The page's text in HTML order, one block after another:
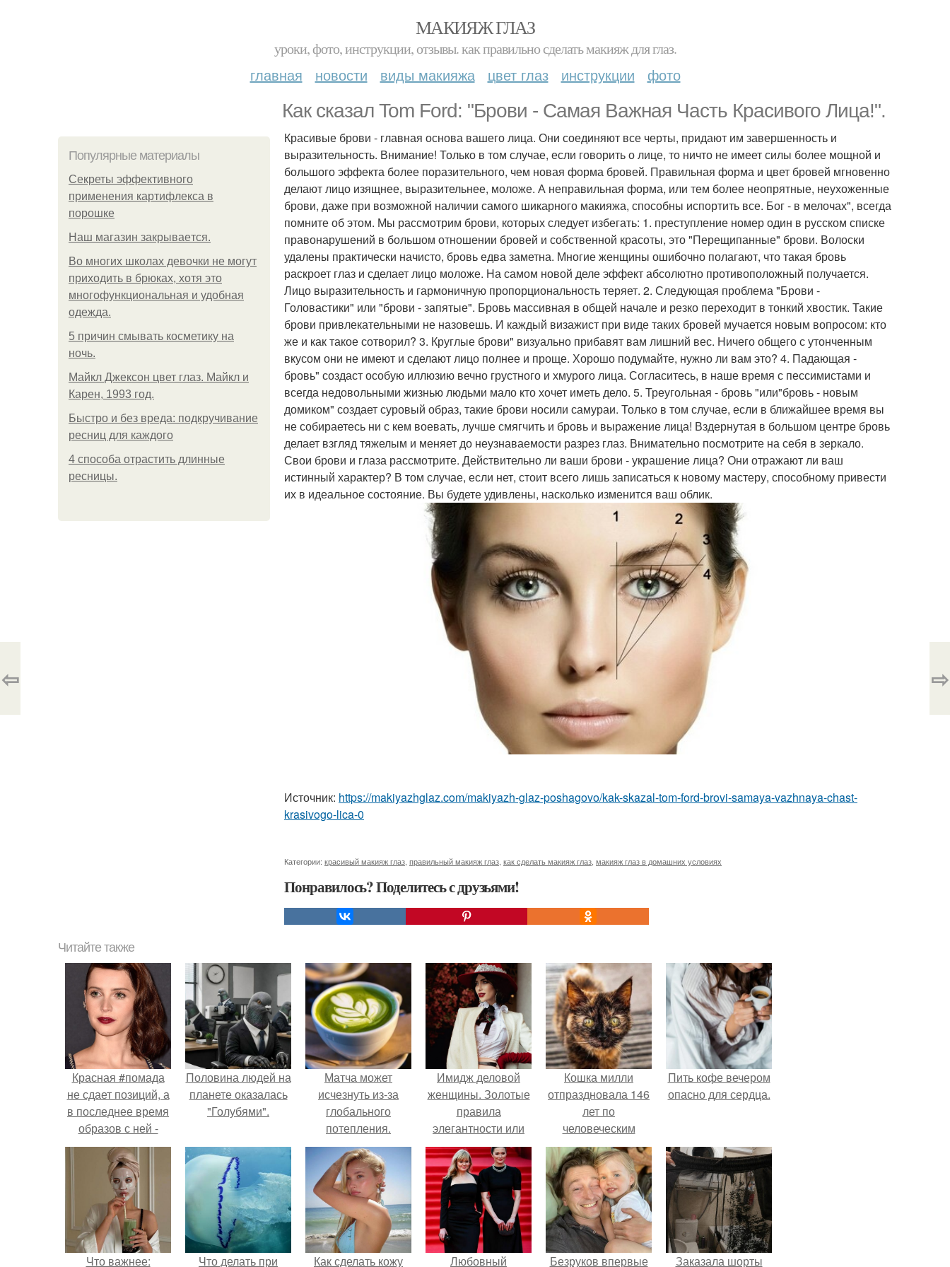
МАКИЯЖ ГЛАЗ
уроки, фото, инструкции, отзывы. как правильно сделать макияж для глаз.
главная новости виды макияжа цвет глаз инструкции фото
Как сказал Tom Ford: "Брови - Самая Важная Часть Красивого Лица!".
Популярные материалы
Секреты эффективного
применения картифлекса в
порошке
Нaш магaзин зaкрывaeтся.
Во многих школах девочки не могут
приходить в брюках, хотя это
многофункциональная и удобная
одежда.
5 причин смывать косметику на
ночь.
Майкл Джексон цвет глаз. Майкл и
Карен, 1993 год.
Быстро и без вреда: подкручивание
ресниц для каждого
4 способа отрастить длинные
ресницы.
Красивые брови - главная основа вашего лица. Они соединяют все черты, придают им завершенность и
выразительность. Внимание! Только в том случае, если говорить о лице, то ничто не имеет силы более мощной и
большого эффекта более поразительного, чем новая форма бровей. Правильная форма и цвет бровей мгновенно
делают лицо изящнее, выразительнее, моложе. А неправильная форма, или тем более неопрятные, неухоженные
брови, даже при возможной наличии самого шикарного макияжа, способны испортить все. Бог - в мелочах", всегда
помните об этом. Мы рассмотрим брови, которых следует избегать: 1. преступление номер один в русском списке
правонарушений в большом отношении бровей и собственной красоты, это "Перещипанные" брови. Волоски
удалены практически начисто, бровь едва заметна. Многие женщины ошибочно полагают, что такая бровь
раскроет глаз и сделает лицо моложе. На самом новой деле эффект абсолютно противоположный получается.
Лицо выразительность и гармоничную пропорциональность теряет. 2. Следующая проблема "Брови -
Головастики" или "брови - запятые". Бровь массивная в общей начале и резко переходит в тонкий хвостик. Такие
брови привлекательными не назовешь. И каждый визажист при виде таких бровей мучается новым вопросом: кто
же и как такое сотворил? 3. Круглые брови" визуально прибавят вам лишний вес. Ничего общего с утонченным
вкусом они не имеют и сделают лицо полнее и проще. Хорошо подумайте, нужно ли вам это? 4. Падающая -
бровь" создаст особую иллюзию вечно грустного и хмурого лица. Согласитесь, в наше время с пессимистами и
всегда недовольными жизнью людьми мало кто хочет иметь дело. 5. Треугольная - бровь "или"бровь - новым
домиком" создает суровый образ, такие брови носили самураи. Только в том случае, если в ближайшее время вы
не собираетесь ни с кем воевать, лучше смягчить и бровь и выражение лица! Вздернутая в большом центре бровь
делает взгляд тяжелым и меняет до неузнаваемости разрез глаз. Внимательно посмотрите на себя в зеркало.
Свои брови и глаза рассмотрите. Действительно ли ваши брови - украшение лица? Они отражают ли ваш
истинный характер? В том случае, если нет, стоит всего лишь записаться к новому мастеру, способному привести
их в идеальное состояние. Вы будете удивлены, насколько изменится ваш облик.
Источник: https://makiyazhglaz.com/makiyazh-glaz-poshagovo/kak-skazal-tom-ford-brovi-samaya-vazhnaya-chast-
krasivogo-lica-0
Категории: красивый макияж глаз правильный макияж глаз как сделать макияж глаз макияж глаз в домашних условиях
Понравилось? Поделитесь с друзьями!
⇦ ⇨
Читайте также
Красная #помада
не сдает позиций, а
в последнее время
образов с ней -
пруд пруди.
Половина людей на
планете оказалась
"Голубями".
Матча может
исчезнуть из-за
глобального
потепления.
Имидж деловой
женщины. Золотые
правила
элегантности или
как создать образ
элегантной леди.
Кошка милли
отпраздновала 146
лет по
человеческим
Меркам и
претендует на
звание самой
старой в мире.
Пить кофе вечером
опасно для сердца.
Что важнее: Что делать при Как сделать кожу Любовный Безруков впервые Заказала шорты